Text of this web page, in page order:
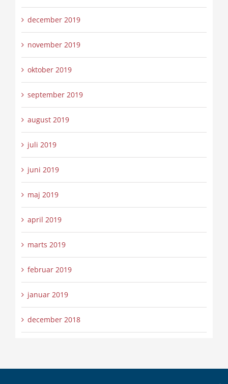
december 2019
november 2019
oktober 2019
september 2019
august 2019
juli 2019
juni 2019
maj 2019
april 2019
marts 2019
februar 2019
januar 2019
december 2018